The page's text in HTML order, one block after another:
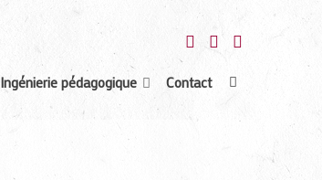
Ingénierie pédagogique Contact